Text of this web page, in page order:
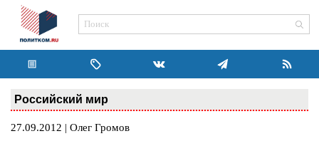
Российский мир
27.09.2012 | Олег Громов